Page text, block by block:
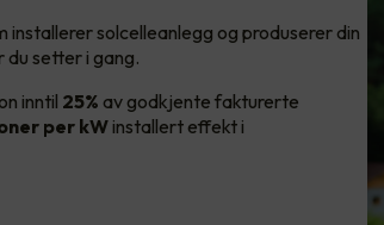
solcelleanlegg og produserer din
du setter i gang.
inntil 25% av godkjente fakturerte
per kW installert effekt i